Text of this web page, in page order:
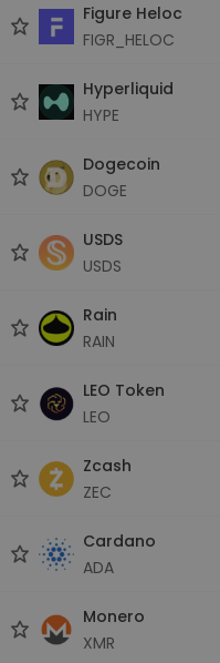
Figure Heloc
FIGR_HELOC
Hyperliquid
HYPE
Dogecoin
DOGE
USDS
USDS
Rain
RAIN
LEO Token
LEO
Zcash
ZEC
Cardano
ADA
Monero
XMR